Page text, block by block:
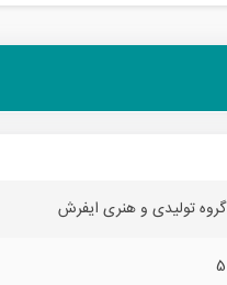
گروه تولیدی و هنری ایفرش
5